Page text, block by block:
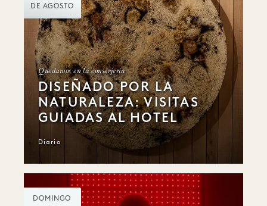
DE AGOSTO
Quedamos en la conserjería
DISEÑADO POR LA
NATURALEZA: VISITAS
GUIADAS AL HOTEL
Diario
DOMINGO